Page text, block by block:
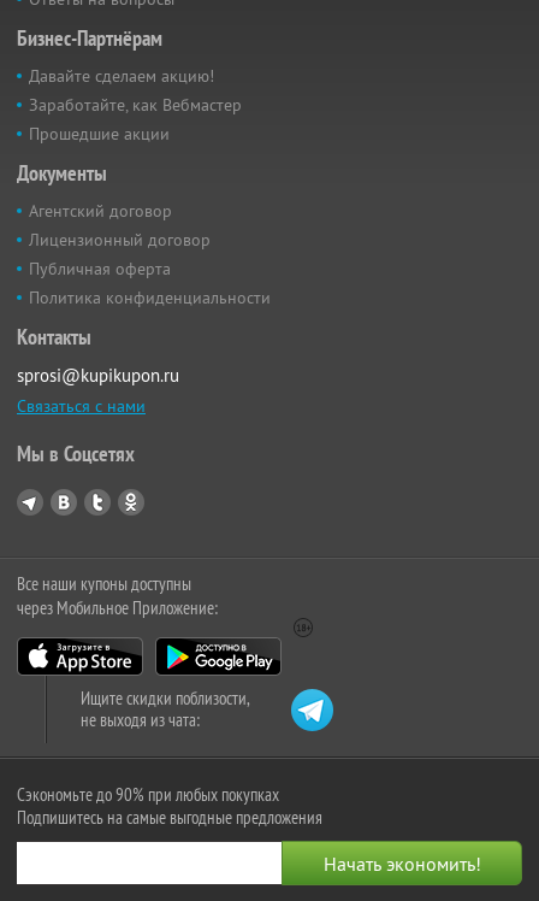
Бизнес-Партнёрам
Давайте сделаем акцию!
Заработайте, как Вебмастер
Прошедшие акции
Документы
Агентский договор
Лицензионный договор
Публичная оферта
Политика конфиденциальности
Контакты
sprosi@kupikupon.ru
Связаться с нами
Мы в Соцсетях
Все наши купоны доступны
через Мобильное Приложение:
Ищите скидки поблизости,
не выходя из чата:
Сэкономьте до 90% при любых покупках
Подпишитесь на самые выгодные предложения